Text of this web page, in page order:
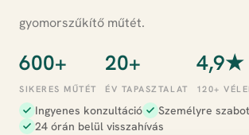
gyomorszűkítő műtét.
SIKERES MŰTÉT
600+
ÉV TAPASZTALAT
20+
120+
4,9★
Ingyenes konzultáció
Személyre
24 órán belül visszahívás